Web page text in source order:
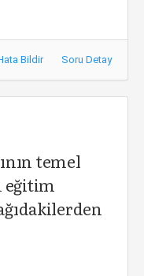
Bildir Soru Detay
temel
eğitim